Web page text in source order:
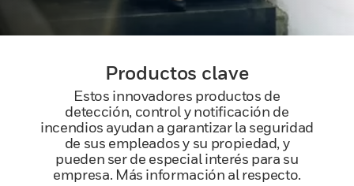
Productos clave
Estos innovadores productos de
detección, control y notificación de
incendios ayudan a garantizar la seguridad
de sus empleados y su propiedad, y
pueden ser de especial interés para su
empresa. Más información al respecto.